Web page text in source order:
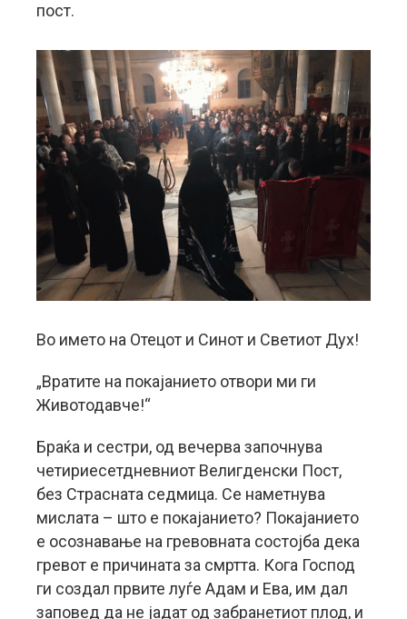
пост.
Во името на Отецот и Синот и Светиот Дух!
„Вратите на покајанието отвори ми ги
Животодавче!“
Браќа и сестри, од вечерва започнува
четириесетдневниот Велигденски Пост,
без Страсната седмица. Се наметнува
мислата – што е покајанието? Покајанието
е осознавање на гревовната состојба дека
гревот е причината за смртта. Кога Господ
ги создал првите луѓе Адам и Ева, им дал
заповед да не јадат од забранетиот плод, и